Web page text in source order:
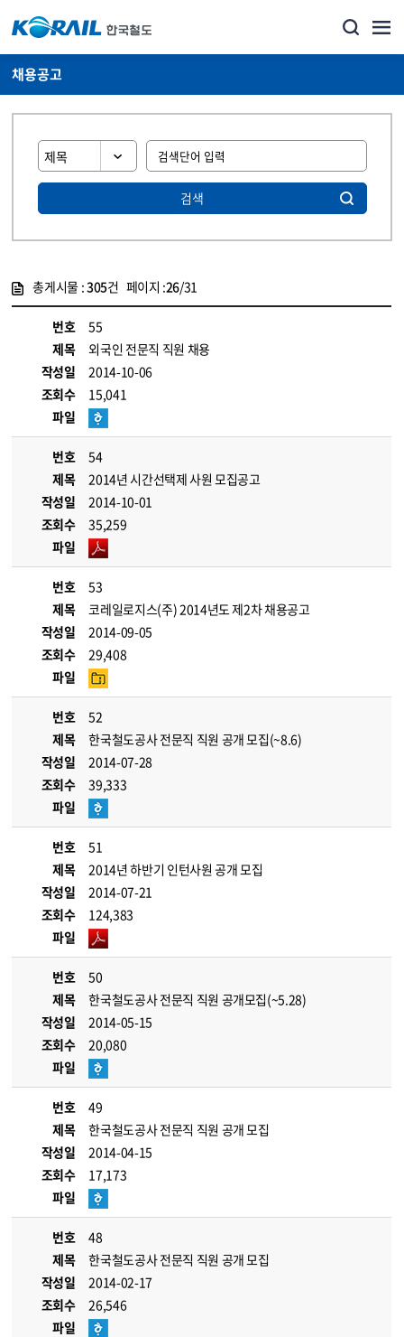
채용공고
검색
총게시물 :305건 페이지 :26/31
번호
55
제목
외국인 전문직 직원 채용
작성일
2014-10-06
조회수
15,041
파일
번호
54
제목
2014년 시간선택제 사원 모집공고
작성일
2014-10-01
조회수
35,259
파일
번호
53
제목
코레일로지스(주) 2014년도 제2차 채용공고
작성일
2014-09-05
조회수
29,408
파일
번호
52
제목
한국철도공사 전문직 직원 공개 모집(~8.6)
작성일
2014-07-28
조회수
39,333
파일
번호
51
제목
2014년 하반기 인턴사원 공개 모집
작성일
2014-07-21
조회수
124,383
파일
번호
50
제목
한국철도공사 전문직 직원 공개모집(~5.28)
작성일
2014-05-15
조회수
20,080
파일
번호
49
제목
한국철도공사 전문직 직원 공개 모집
작성일
2014-04-15
조회수
17,173
파일
번호
48
제목
한국철도공사 전문직 직원 공개 모집
작성일
2014-02-17
조회수
26,546
파일